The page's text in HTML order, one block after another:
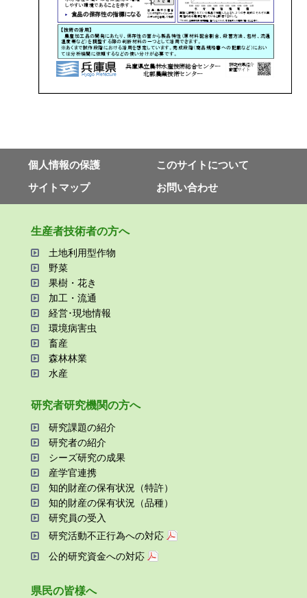
個⼈情報の保護
このサイトについて
サイトマップ
お問い合わせ
⽣産者技術者の⽅へ
⼟地利⽤型作物
野菜
果樹・花き
加⼯・流通
経営･現地情報
環境病害⾍
畜産
森林林業
⽔産
研究者研究機関の⽅へ
研究課題の紹介
研究者の紹介
シーズ研究の成果
産学官連携
知的財産の保有状況（特許）
知的財産の保有状況（品種）
研究員の受⼊
研究活動不正⾏為への対応
公的研究資金への対応
県⺠の皆様へ